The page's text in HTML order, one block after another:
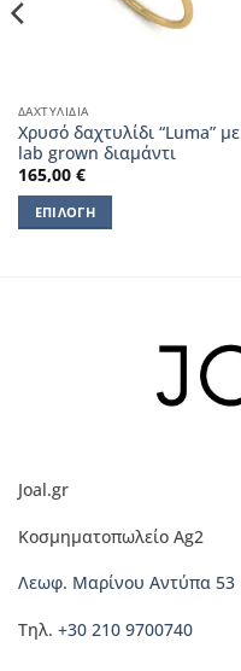
ΔΑΧΤΥΛΊΔΙΑ
Χρυσό δαχτυλίδι “Luma” με
lab grown διαμάντι
165,00 €
ΕΠΙΛΟΓΉ
επιλεγούν
σελίδα
προϊόντος
Joal.gr
Κοσμηματοπωλείο Ag2
Λεωφ. Μαρίνου Αντύπα 53
Τηλ. +30 210 9700740